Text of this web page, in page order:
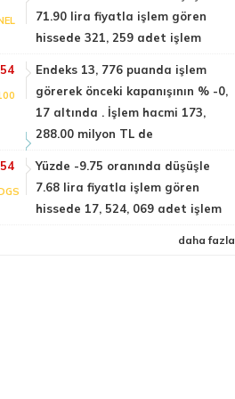
71.90 lira fiyatla işlem gören
hissede 321, 259 adet işlem
Endeks 13, 776 puanda işlem
görerek önceki kapanışının % -0,
17 altında . İşlem hacmi 173,
288.00 milyon TL de
Yüzde -9.75 oranında düşüşle
7.68 lira fiyatla işlem gören
hissede 17, 524, 069 adet işlem
daha fazla